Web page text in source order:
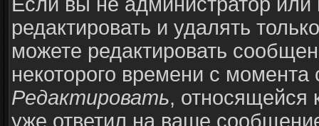
редактировать и удалять
можете редактировать
некоторого времени с
Редактировать, относящейся
уже ответил на ваше